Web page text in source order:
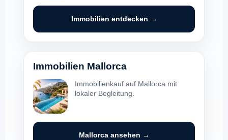
Immobilien entdecken →
Immobilien Mallorca
Immobilienkauf auf Mallorca mit
lokaler Begleitung.
Mallorca ansehen →